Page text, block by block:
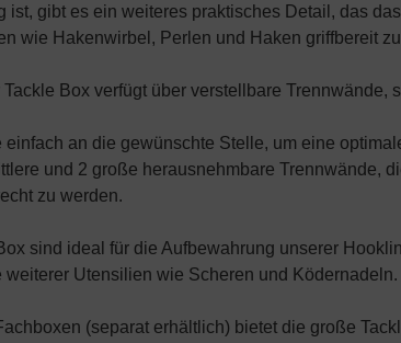
ist, gibt es ein weiteres praktisches Detail, das
wie Hakenwirbel, Perlen und Haken griffbereit
Box verfügt über verstellbare
an die gewünschte Stelle, um eine
und 2 große herausnehmbare
zu werden.
sind ideal für die Aufbewahrung unserer
Utensilien wie Scheren und Ködernadeln.
(separat erhältlich) bietet die große